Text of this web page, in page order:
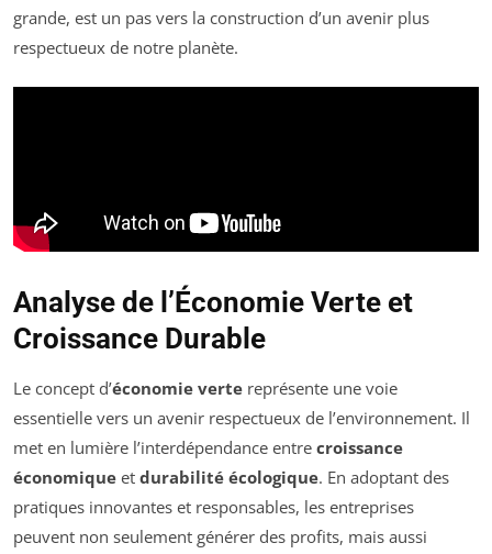
grande, est un pas vers la construction d’un avenir plus
respectueux de notre planète.
Analyse de l’Économie Verte et
Croissance Durable
Le concept d’économie verte représente une voie
essentielle vers un avenir respectueux de l’environnement. Il
met en lumière l’interdépendance entre croissance
économique et durabilité écologique. En adoptant des
pratiques innovantes et responsables, les entreprises
peuvent non seulement générer des profits, mais aussi